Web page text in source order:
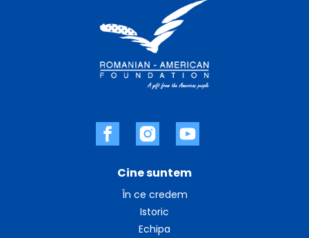
Cine suntem
În ce credem
Istoric
Echipa